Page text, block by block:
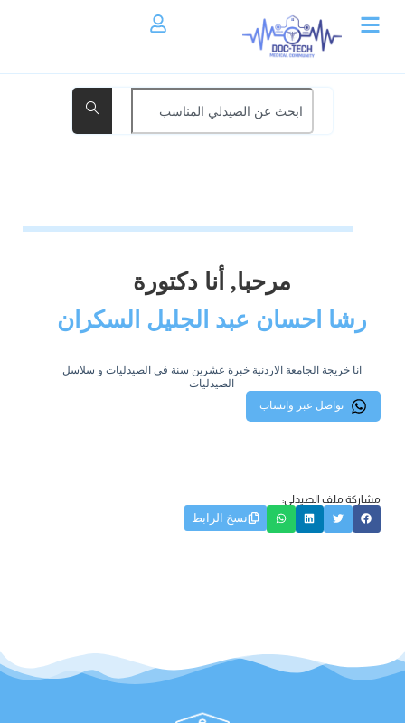
مرحبا, أنا دكتورة
رشا احسان عبد الجليل السكران
انا خريجة الجامعة الاردنية خبرة عشرين سنة في الصيدليات و سلاسل
الصيدليات
تواصل عبر واتساب
مشاركة ملف الصيدلي:
نسخ الرابط